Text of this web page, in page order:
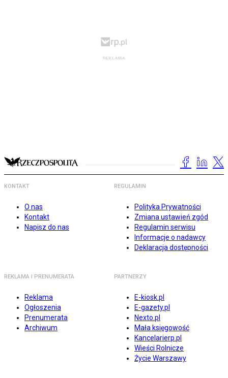
KONTAKT
O nas
Kontakt
Napisz do nas
REGULAMIN
Polityka Prywatności
Zmiana ustawień zgód
Regulamin serwisu
Informacje o nadawcy
Deklaracja dostępności
REKLAMA I PRENUMERATA
Reklama
Ogłoszenia
Prenumerata
Archiwum
PARTNERZY
E-kiosk.pl
E-gazety.pl
Nexto.pl
Mała księgowość
Kancelarierp.pl
Wieści Rolnicze
Życie Warszawy